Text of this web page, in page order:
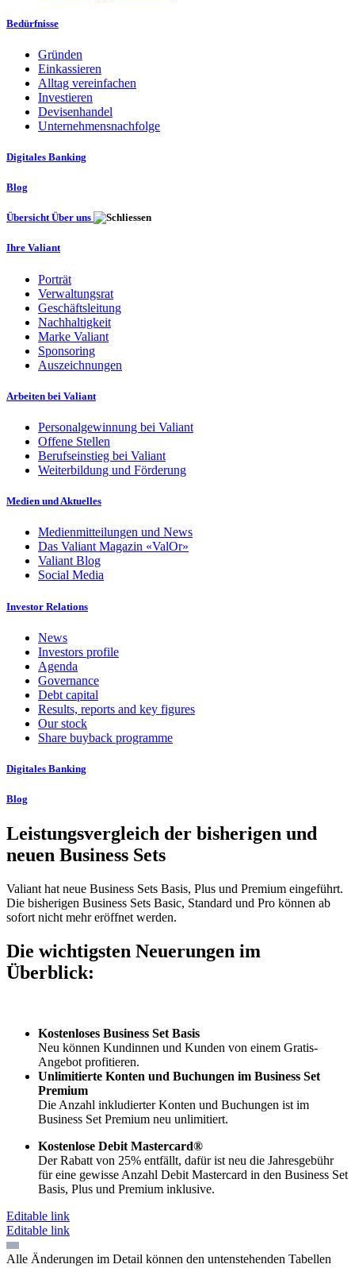
Bedürfnisse
Gründen
Einkassieren
Alltag vereinfachen
Investieren
Devisenhandel
Unternehmensnachfolge
Digitales Banking
Blog
Übersicht Über uns
Ihre Valiant
Porträt
Verwaltungsrat
Geschäftsleitung
Nachhaltigkeit
Marke Valiant
Sponsoring
Auszeichnungen
Arbeiten bei Valiant
Personalgewinnung bei Valiant
Offene Stellen
Berufseinstieg bei Valiant
Weiterbildung und Förderung
Medien und Aktuelles
Medienmitteilungen und News
Das Valiant Magazin «ValOr»
Valiant Blog
Social Media
Investor Relations
News
Investors profile
Agenda
Governance
Debt capital
Results, reports and key figures
Our stock
Share buyback programme
Digitales Banking
Blog
Leistungsvergleich der bisherigen und
neuen Business Sets
Valiant hat neue Business Sets Basis, Plus und Premium eingeführt.
Die bisherigen Business Sets Basic, Standard und Pro können ab
sofort nicht mehr eröffnet werden.
Die wichtigsten Neuerungen im
Überblick:
Kostenloses Business Set Basis
Neu können Kundinnen und Kunden von einem Gratis-
Angebot profitieren.
Unlimitierte Konten und Buchungen im Business Set
Premium
Die Anzahl inkludierter Konten und Buchungen ist im
Business Set Premium neu unlimitiert.
Kostenlose Debit Mastercard®
Der Rabatt von 25% entfällt, dafür ist neu die Jahresgebühr
für eine gewisse Anzahl Debit Mastercard in den Business Set
Basis, Plus und Premium inklusive.
Editable link
Editable link
Alle Änderungen im Detail können den untenstehenden Tabellen